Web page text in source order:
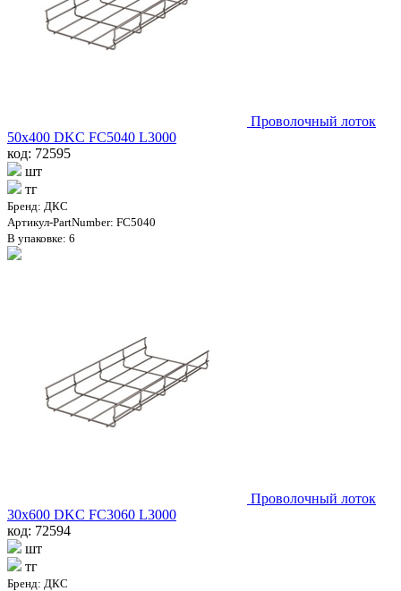
Проволочный лоток
50х400 DKC FC5040 L3000
код: 72595
шт
тг
Бренд: ДКС
Артикул-PartNumber: FC5040
В упаковке: 6
Проволочный лоток
30х600 DKC FC3060 L3000
код: 72594
шт
тг
Бренд: ДКС